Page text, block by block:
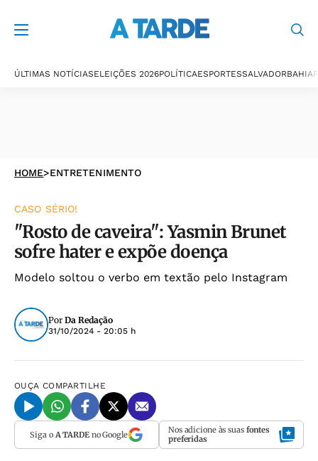
ÚLTIMAS NOTÍCIASELEIÇÕES 2026POLÍTICAESPORTESSALVADORBAHIA
HOME>ENTRETENIMENTO
CASO SÉRIO!
"Rosto de caveira": Yasmin Brunet
sofre hater e expõe doença
Modelo soltou o verbo em textão pelo Instagram
Por Da Redação
31/10/2024 - 20:05 h
OUÇA COMPARTILHE
Siga o A TARDEno Google Nos adicione às suas fontes
preferidas